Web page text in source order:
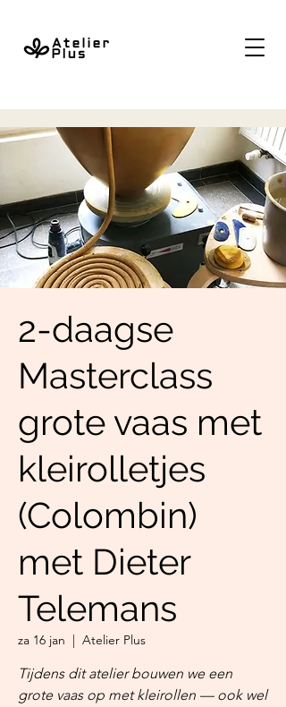
2-daagse
Masterclass
grote vaas met
kleirolletjes
(Colombin)
met Dieter
Telemans
za 16 jan
  |
Atelier Plus
Tijdens dit atelier bouwen we een
grote vaas op met kleirollen — ook wel